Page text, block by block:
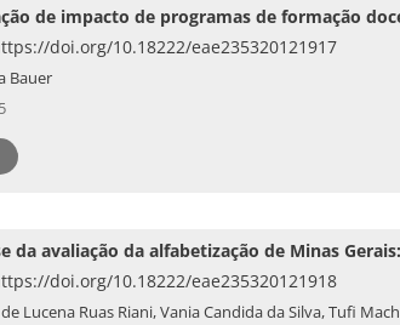
de impacto de programas de formação
doi.org/10.18222/eae235320121917
Bauer
da avaliação da alfabetização de Minas
doi.org/10.18222/eae235320121918
de Lucena Ruas Riani, Vania Candida da Silva, Tufi